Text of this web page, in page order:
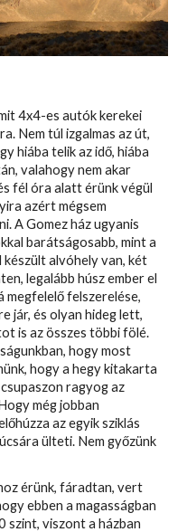
4x4-es autók kerekei
Nem túl izgalmas az út,
hiába telik az idő, hiába
valahogy nem akar
fél óra alatt érünk végül
azért mégsem
A Gomez ház ugyanis
barátságosabb, mint a
készült alvóhely van, két
legalább húsz ember el
megfelelő felszerelése,
jár, és olyan hideg lett,
is az összes többi fölé.
hogy most
hogy a hegy kitakarta
ragyog az
még jobban
az egyik sziklás
ülteti. Nem győzünk
érünk, fáradtan, vert
ebben a magasságban
szint, viszont a házban